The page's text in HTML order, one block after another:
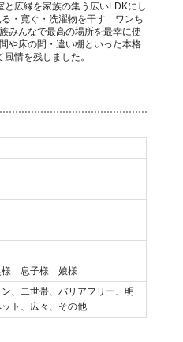
広縁を家族の集う広いLDKにし
・寛ぐ・洗濯物を干す ワンち
みんなで最高の場所を最幸に使
や床の間・違い棚といった本格
情を残しました。
様 息子様 娘様
、二世帯、バリアフリー、明
ト、広々、その他